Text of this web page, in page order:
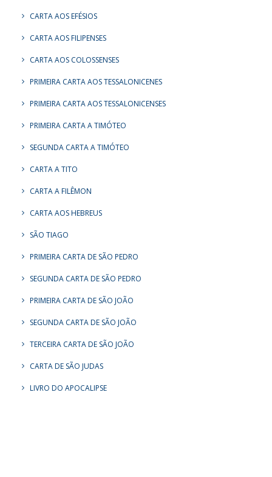
CARTA AOS EFÉSIOS
CARTA AOS FILIPENSES
CARTA AOS COLOSSENSES
PRIMEIRA CARTA AOS TESSALONICENES
PRIMEIRA CARTA AOS TESSALONICENSES
PRIMEIRA CARTA A TIMÓTEO
SEGUNDA CARTA A TIMÓTEO
CARTA A TITO
CARTA A FILÊMON
CARTA AOS HEBREUS
SÃO TIAGO
PRIMEIRA CARTA DE SÃO PEDRO
SEGUNDA CARTA DE SÃO PEDRO
PRIMEIRA CARTA DE SÃO JOÃO
SEGUNDA CARTA DE SÃO JOÃO
TERCEIRA CARTA DE SÃO JOÃO
CARTA DE SÃO JUDAS
LIVRO DO APOCALIPSE